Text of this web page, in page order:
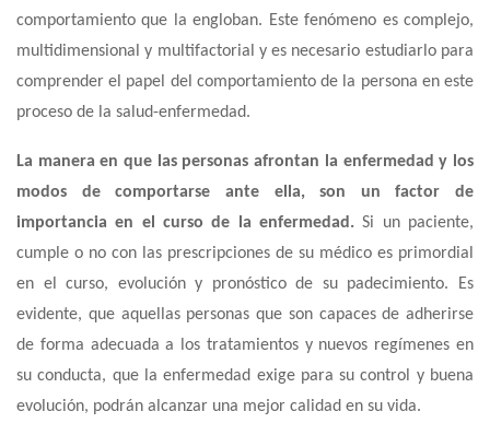
comportamiento que la engloban. Este fenómeno es complejo,
multidimensional y multifactorial y es necesario estudiarlo para
comprender el papel del comportamiento de la persona en este
proceso de la salud-enfermedad.
La manera en que las personas afrontan la enfermedad y los
modos de comportarse ante ella, son un factor de
importancia en el curso de la enfermedad. Si un paciente,
cumple o no con las prescripciones de su médico es primordial
en el curso, evolución y pronóstico de su padecimiento. Es
evidente, que aquellas personas que son capaces de adherirse
de forma adecuada a los tratamientos y nuevos regímenes en
su conducta, que la enfermedad exige para su control y buena
evolución, podrán alcanzar una mejor calidad en su vida.